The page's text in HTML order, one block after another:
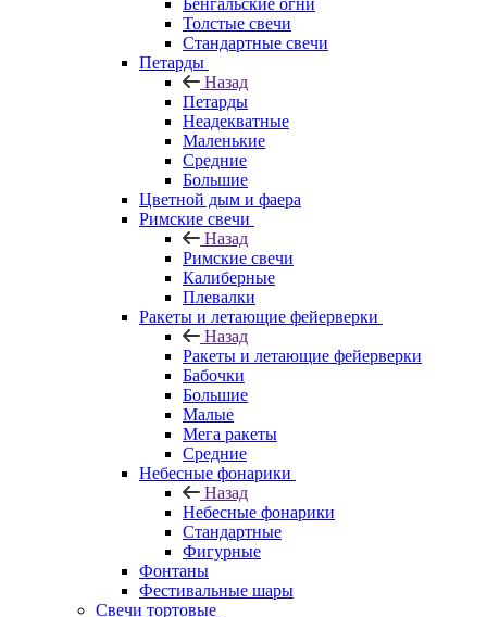
Бенгальские огни
Толстые свечи
Стандартные свечи
Петарды
Назад
Петарды
Неадекватные
Маленькие
Средние
Большие
Цветной дым и фаера
Римские свечи
Назад
Римские свечи
Калиберные
Плевалки
Ракеты и летающие фейерверки
Назад
Ракеты и летающие фейерверки
Бабочки
Большие
Малые
Мега ракеты
Средние
Небесные фонарики
Назад
Небесные фонарики
Стандартные
Фигурные
Фонтаны
Фестивальные шары
Свечи тортовые